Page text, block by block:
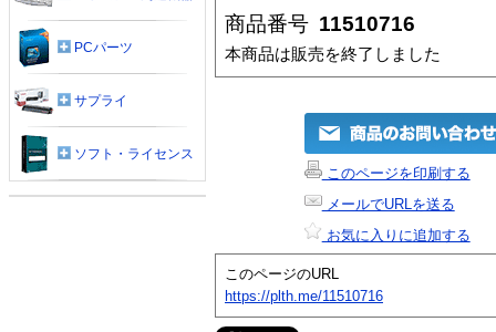
商品番号 11510716
本商品は販売を終了しました
このページを印刷する
メールでURLを送る
お気に入りに追加する
このページのURL
https://plth.me/11510716
PCパーツ
サプライ
ソフト・ライセンス